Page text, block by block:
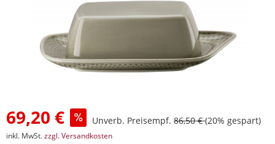
69,20 € Unverb. Preisempf. 86,50 €(20% gespart)
inkl. MwSt.zzgl. Versandkosten